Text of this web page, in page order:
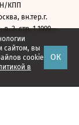
сайтом, вы
cookie
в
ОК
КПП
вн.тер.г.
3, стр. 1 1999—